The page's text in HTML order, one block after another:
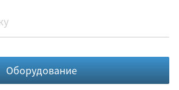
Оборудование